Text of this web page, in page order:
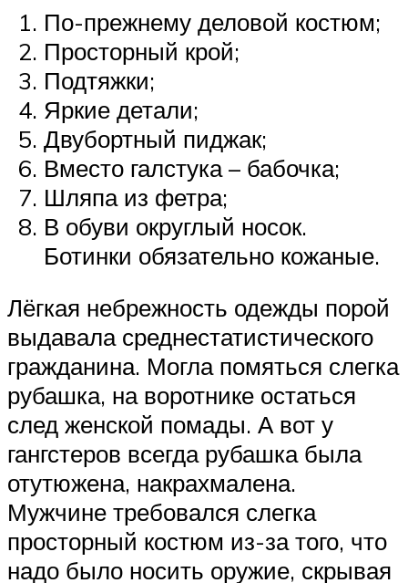
По-прежнему деловой костюм;
Просторный крой;
Подтяжки;
Яркие детали;
Двубортный пиджак;
Вместо галстука – бабочка;
Шляпа из фетра;
В обуви округлый носок.
Ботинки обязательно кожаные.
Лёгкая небрежность одежды порой
выдавала среднестатистического
гражданина. Могла помяться слегка
рубашка, на воротнике остаться
след женской помады. А вот у
гангстеров всегда рубашка была
отутюжена, накрахмалена.
Мужчине требовался слегка
просторный костюм из-за того, что
надо было носить оружие, скрывая